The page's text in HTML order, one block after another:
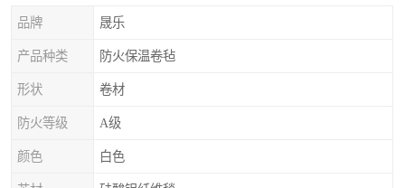
品牌 晟乐
产品种类 防火保温卷毡
形状 卷材
防火等级 A级
颜色 白色